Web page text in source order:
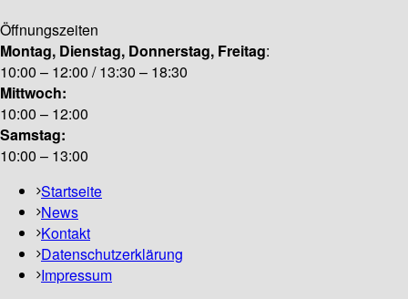
Öffnungszeiten
Montag, Dienstag, Donnerstag, Freitag:
10:00 – 12:00 / 13:30 – 18:30
Mittwoch:
10:00 – 12:00
Samstag:
10:00 – 13:00
Startseite
News
Kontakt
Datenschutzerklärung
Impressum